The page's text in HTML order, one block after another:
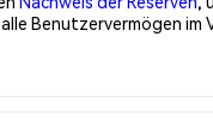
Benutzervermögen im